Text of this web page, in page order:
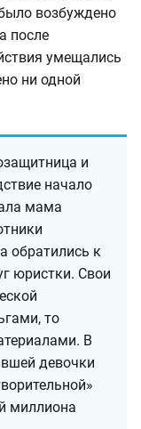
возбуждено
после
умещались
ни одной
и
начало
мама
обратились к
юристки. Свои
то
В
девочки
миллиона